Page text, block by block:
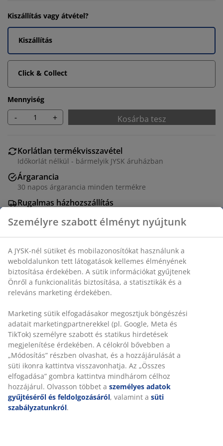
Kiszállítás vagy átvétel?
Kiszállítás
Click & Collect
Mennyiség
- + Kosárba tesz
Korlátlan termékvisszavétel
Időkorlát nélkül - bármelyik JYSK áruházban
Árgarancia
30 napos árgarancia minden termékre
Rugalmas házhozszállítás
SKU: 6874744
Részletes Adatok
Értékelések
(15)
Kiszállítás
Személyre szabott élményt nyújtunk
A JYSK-nél sütiket és mobilazonosítókat használunk a
weboldalunkon tett látogatások kellemes élményének
biztosítása érdekében. A sütik információkat gyűjtenek
Önről a funkcionalitás biztosítása, a statisztikák és a
releváns marketing érdekében.
Marketing sütik elfogadásakor megosztjuk böngészési
adatait marketingpartnerekkel (pl. Google, Meta és
TikTok) személyre szabott és statikus hirdetések
megjelenítése érdekében. A célokról bővebben a
„Módosítás” részben olvashat, és a hozzájárulását a
süti ikonra kattintva visszavonhatja. Az „Összes
elfogadása” gombra kattintva mindhárom célhoz
hozzájárul. Olvasson többet a személyes adatok
gyűjtéséről és feldolgozásáról, valamint a süti
szabályzatunkról.